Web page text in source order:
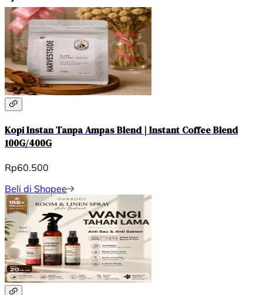
Kopi Instan Tanpa Ampas Blend | Instant Coffee Blend
100G/400G
Rp60.500
Beli di Shopee